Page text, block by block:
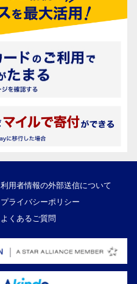
利用者情報の外部送信について
プライバシーポリシー
よくあるご質問